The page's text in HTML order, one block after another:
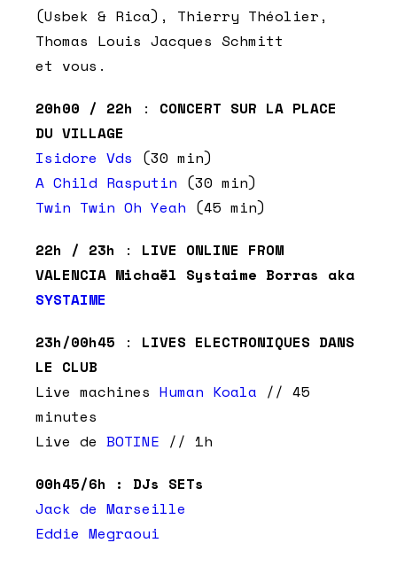
(Usbek & Rica), Thierry Théolier,
Thomas Louis Jacques Schmitt
et vous.
20h00 / 22h : CONCERT SUR LA PLACE
DU VILLAGE
Isidore Vds (30 min)
A Child Rasputin (30 min)
Twin Twin Oh Yeah (45 min)
22h / 23h : LIVE ONLINE FROM
VALENCIA Michaël Systaime Borras aka
SYSTAIME
23h/00h45 : LIVES ELECTRONIQUES DANS
LE CLUB
Live machines Human Koala // 45
minutes
Live de BOTINE // 1h
00h45/6h : DJs SETs
Jack de Marseille
Eddie Megraoui